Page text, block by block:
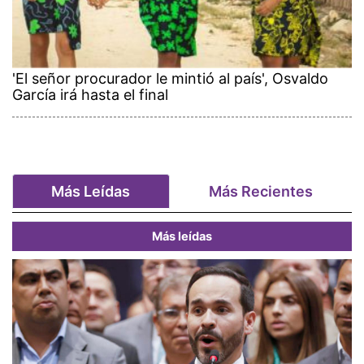
'El señor procurador le mintió al país', Osvaldo
García irá hasta el final
Más Leídas Más Recientes
Más leídas